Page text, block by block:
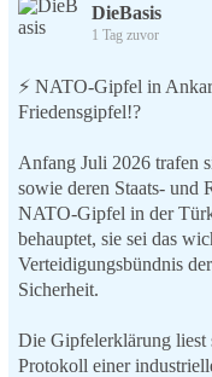
DieBasis
1 Tag zuvor
⚡️ NATO-Gipfel in
Friedensgipfel!?
Anfang Juli 2026 trafen
sowie deren Staats- und
NATO-Gipfel in der
behauptet, sie sei das
Verteidigungsbündnis
Sicherheit.
Die Gipfelerklärung liest
Protokoll einer